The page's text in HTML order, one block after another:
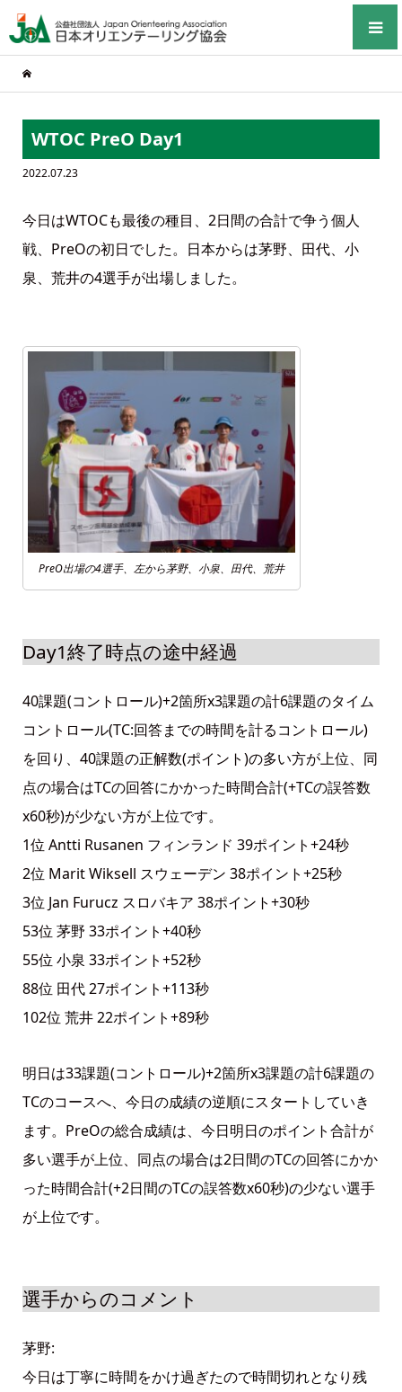
WTOC PreO Day1
2022.07.23
今日はWTOCも最後の種目、2日間の合計で争う個人
戦、PreOの初日でした。日本からは茅野、田代、小
泉、荒井の4選手が出場しました。
PreO出場の4選手、左から茅野、小泉、田代、荒井
Day1終了時点の途中経過
40課題(コントロール)+2箇所x3課題の計6課題のタイム
コントロール(TC:回答までの時間を計るコントロール)
を回り、40課題の正解数(ポイント)の多い方が上位、同
点の場合はTCの回答にかかった時間合計(+TCの誤答数
x60秒)が少ない方が上位です。
1位 Antti Rusanen フィンランド 39ポイント+24秒
2位 Marit Wiksell スウェーデン 38ポイント+25秒
3位 Jan Furucz スロバキア 38ポイント+30秒
53位 茅野 33ポイント+40秒
55位 小泉 33ポイント+52秒
88位 田代 27ポイント+113秒
102位 荒井 22ポイント+89秒
明日は33課題(コントロール)+2箇所x3課題の計6課題の
TCのコースへ、今日の成績の逆順にスタートしていき
ます。PreOの総合成績は、今日明日のポイント合計が
多い選手が上位、同点の場合は2日間のTCの回答にかか
った時間合計(+2日間のTCの誤答数x60秒)の少ない選手
が上位です。
選手からのコメント
茅野:
今日は丁寧に時間をかけ過ぎたので時間切れとなり残